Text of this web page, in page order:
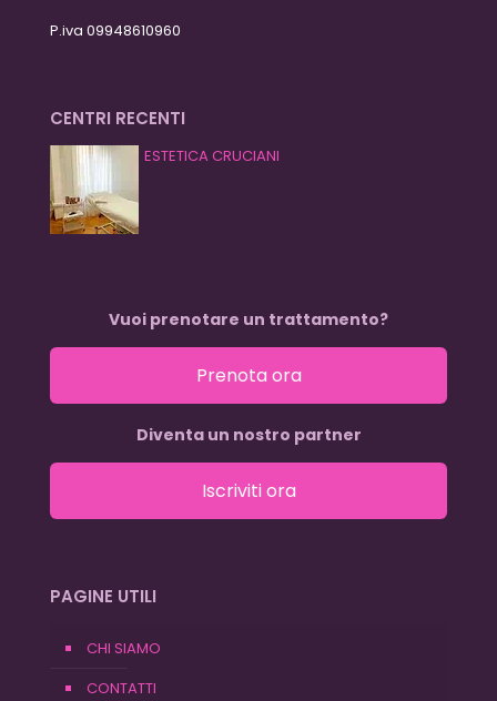
P.iva 09948610960
CENTRI RECENTI
ESTETICA CRUCIANI
Vuoi prenotare un trattamento?
Prenota ora
Diventa un nostro partner
Iscriviti ora
PAGINE UTILI
CHI SIAMO
CONTATTI